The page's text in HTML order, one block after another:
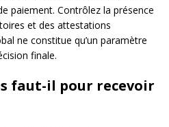
paiement. Contrôlez la présence
et des attestations
ne constitue qu’un paramètre
finale.
faut-il pour recevoir